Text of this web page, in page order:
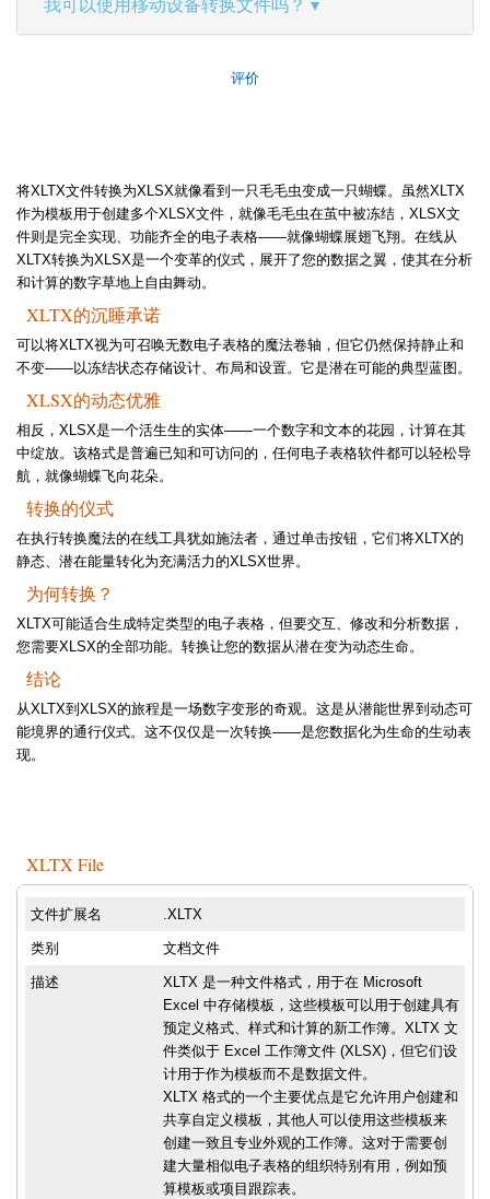
评价
将XLTX文件转换为XLSX就像看到一只毛毛虫变成一只蝴蝶。虽然XLTX
作为模板用于创建多个XLSX文件，就像毛毛虫在茧中被冻结，XLSX文
件则是完全实现、功能齐全的电子表格——就像蝴蝶展翅飞翔。在线从
XLTX转换为XLSX是一个变革的仪式，展开了您的数据之翼，使其在分析
和计算的数字草地上自由舞动。
XLTX的沉睡承诺
可以将XLTX视为可召唤无数电子表格的魔法卷轴，但它仍然保持静止和
不变——以冻结状态存储设计、布局和设置。它是潜在可能的典型蓝图。
XLSX的动态优雅
相反，XLSX是一个活生生的实体——一个数字和文本的花园，计算在其
中绽放。该格式是普遍已知和可访问的，任何电子表格软件都可以轻松导
航，就像蝴蝶飞向花朵。
转换的仪式
在执行转换魔法的在线工具犹如施法者，通过单击按钮，它们将XLTX的
静态、潜在能量转化为充满活力的XLSX世界。
为何转换？
XLTX可能适合生成特定类型的电子表格，但要交互、修改和分析数据，
您需要XLSX的全部功能。转换让您的数据从潜在变为动态生命。
结论
从XLTX到XLSX的旅程是一场数字变形的奇观。这是从潜能世界到动态可
能境界的通行仪式。这不仅仅是一次转换——是您数据化为生命的生动表
现。
XLTX File
文件扩展名 .XLTX
类别 文档文件
描述
XLTX 是一种文件格式，用于在 Microsoft
Excel 中存储模板，这些模板可以用于创建具有
预定义格式、样式和计算的新工作簿。XLTX 文
件类似于 Excel 工作簿文件 (XLSX)，但它们设
计用于作为模板而不是数据文件。
XLTX 格式的一个主要优点是它允许用户创建和
共享自定义模板，其他人可以使用这些模板来
创建一致且专业外观的工作簿。这对于需要创
建大量相似电子表格的组织特别有用，例如预
算模板或项目跟踪表。